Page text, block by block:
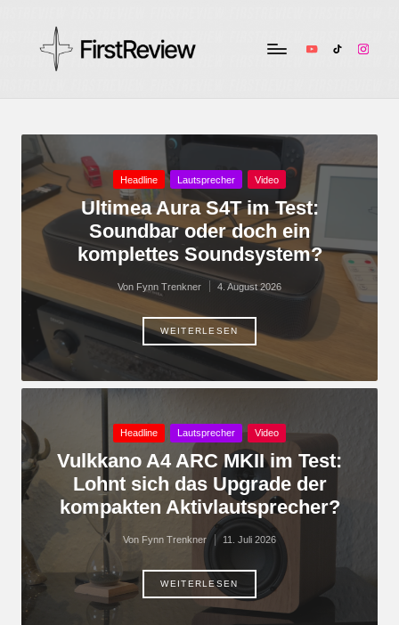
s
t
R
w
Home
Audio
–
ehrlich
unabhängig
YouTubeTikTok
Posted
Headline Lautsprecher Video
Ultimea Aura S4T im Test:
Soundbar oder doch ein
komplettes Soundsystem?
Posted
Von Fynn Trenkner 4. August 2026
WEITERLESEN
Posted
Headline Lautsprecher Video
Vulkkano A4 ARC MKII im Test:
Lohnt sich das Upgrade der
kompakten Aktivlautsprecher?
Posted
Von Fynn Trenkner 11. Juli 2026
WEITERLESEN